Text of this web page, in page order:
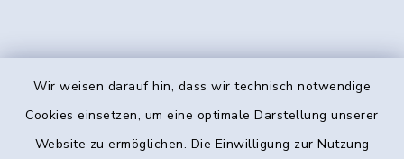
Wir weisen darauf hin, dass wir technisch notwendige
Cookies einsetzen, um eine optimale Darstellung unserer
Website zu ermöglichen. Die Einwilligung zur Nutzung
Kontakt